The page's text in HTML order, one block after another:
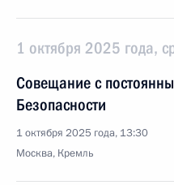
1 октября 2025 года,
Совещание с
Безопасности
1 октября 2025 года, 13:30
Москва, Кремль